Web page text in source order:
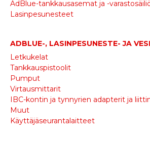
AdBlue-tankkausasemat ja -
Lasinpesunesteet
ADBLUE-, LASINPESUNESTE- JA
Letkukelat
Tankkauspistoolit
Pumput
Virtausmittarit
IBC-kontin ja tynnyrien adapterit ja
Muut
Käyttäjäseurantalaitteet